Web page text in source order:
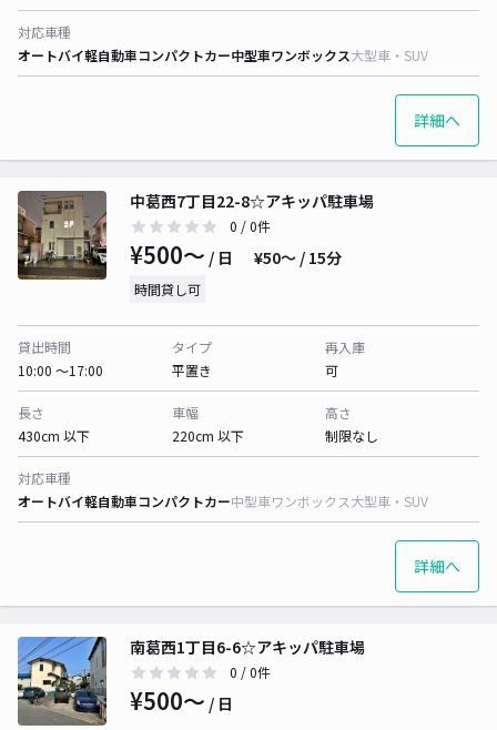
対応車種
オートバイ軽自動車コンパクトカー中型車ワンボックス大型車・SUV
詳細へ
中葛西7丁目22-8☆アキッパ駐車場
0 / 0件
¥500〜 / 日 ¥50〜 / 15分
時間貸し可
貸出時間
10:00 〜17:00
タイプ
平置き
再入庫
可
長さ
430cm 以下
車幅
220cm 以下
高さ
制限なし
対応車種
オートバイ軽自動車コンパクトカー中型車ワンボックス大型車・SUV
詳細へ
南葛西1丁目6-6☆アキッパ駐車場
0 / 0件
¥500〜 / 日